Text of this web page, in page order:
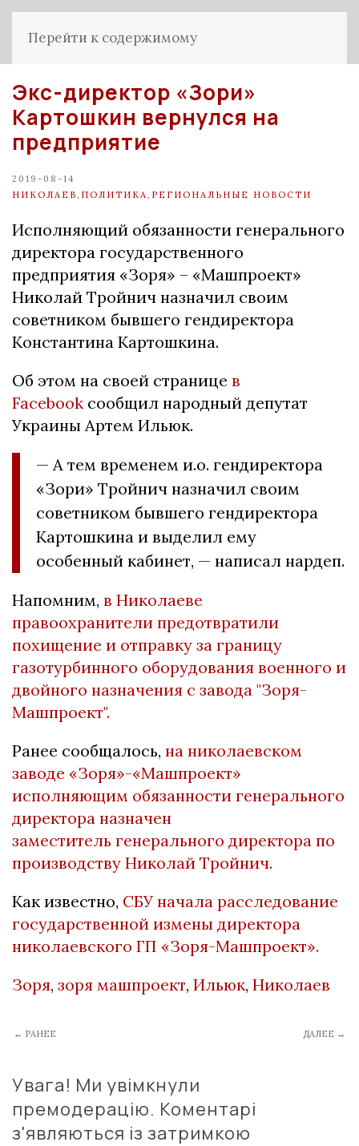
Перейти к содержимому
Экс-директор «Зори»
Картошкин вернулся на
предприятие
2019-08-14
НИКОЛАЕВ ПОЛИТИКА РЕГИОНАЛЬНЫЕ НОВОСТИ
Исполняющий обязанности генерального
директора государственного
предприятия «Зоря» – «Машпроект»
Николай Тройнич назначил своим
советником бывшего гендиректора
Константина Картошкина.
Об этом на своей странице в
Facebook сообщил народный депутат
Украины Артем Ильюк.
— А тем временем и.о. гендиректора
«Зори» Тройнич назначил своим
советником бывшего гендиректора
Картошкина и выделил ему
особенный кабинет, — написал нардеп.
Напомним, в Николаеве
правоохранители предотвратили
похищение и отправку за границу
газотурбинного оборудования военного и
двойного назначения с завода "Зоря-
Машпроект".
Ранее сообщалось, на николаевском
заводе «Зоря»-«Машпроект»
исполняющим обязанности генерального
директора назначен
заместитель генерального директора по
производству Николай Тройнич.
Как известно, СБУ начала расследование
государственной измены директора
николаевского ГП «Зоря-Машпроект».
Зоря, зоря машпроект, Ильюк, Николаев
← РАНЕЕ ДАЛЕЕ →
Увага! Ми увімкнули
премодерацію. Коментарі
з'являються із затримкою